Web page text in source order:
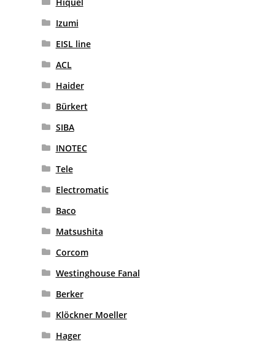
Hiquel
Izumi
EISL line
ACL
Haider
Bürkert
SIBA
INOTEC
Tele
Electromatic
Baco
Matsushita
Corcom
Westinghouse Fanal
Berker
Klöckner Moeller
Hager